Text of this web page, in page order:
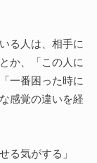
る人は、相手に
か、「この人に
一番困った時に
感覚の違いを経
る気がする」